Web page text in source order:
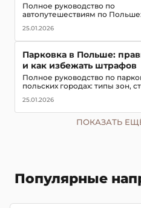
Полное руководство по
автопутешествиям по Польше:
достопримечательности,
озёра, советы для водителей
25.01.2026
Парковка в Польше:
и как избежать штрафов
Полное руководство по
польских городах: типы зон,
советы, чтобы не получить
году
25.01.2026
ПОКАЗАТЬ
Популярные